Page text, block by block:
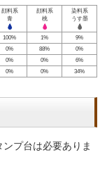
顔料系
青
顔料系
桃
染料系
うす墨
100% 1%
9%
0% 88%
0%
0% 0%
6%
0% 0% 34%
プ台は必要ありま